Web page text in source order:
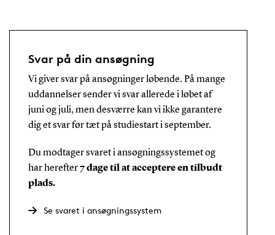
Svar på din ansøgning
Vi giver svar på ansøgninger løbende. På mange
uddannelser sender vi svar allerede i løbet af
juni og juli, men desværre kan vi ikke garantere
dig et svar før tæt på studiestart i september.
Du modtager svaret i ansøgningssystemet og
har herefter7 dage til at acceptere en tilbudt
plads.
Se svaret i ansøgningssystem